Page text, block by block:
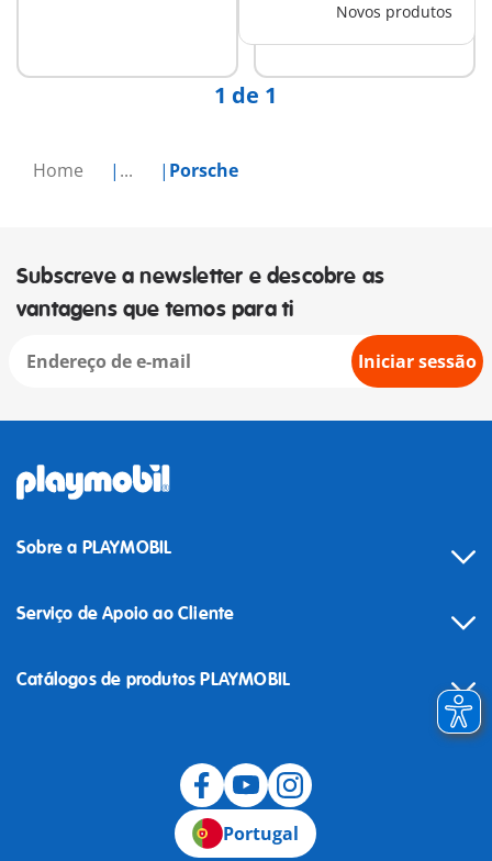
Home ... Porsche
Novos produtos
1 de 1
Subscreve a newsletter e descobre as
vantagens que temos para ti
Iniciar sessão
Sobre a PLAYMOBIL
Serviço de Apoio ao Cliente
Catálogos de produtos PLAYMOBIL
Portugal